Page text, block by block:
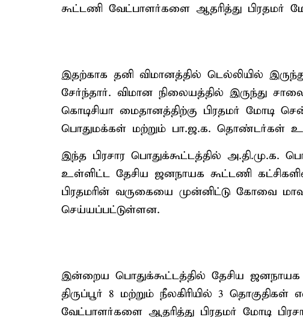
கூட்டணி வேட்பாளர்களை ஆதரித்து பிரதமர்
இதற்காக தனி விமானத்தில் டெல்லியில்
சேர்ந்தார். விமான நிலையத்தில் இருந்து
கொடிசியா மைதானத்திற்கு பிரதமர் மோடி
பொதுமக்கள் மற்றும் பா.ஜ.க. தொண்டர்கள்
இந்த பிரசார பொதுக்கூட்டத்தில் அ.தி.மு.க.
உள்ளிட்ட தேசிய ஜனநாயக கூட்டணி
பிரதமரின் வருகையை முன்னிட்டு கோவை
செய்யப்பட்டுள்ளன.
இன்றைய பொதுக்கூட்டத்தில் தேசிய ஜனநாயக
திருப்பூர் 8 மற்றும் நீலகிரியில் 3
வேட்பாளர்களை ஆதரித்து பிரதமர் மோடி